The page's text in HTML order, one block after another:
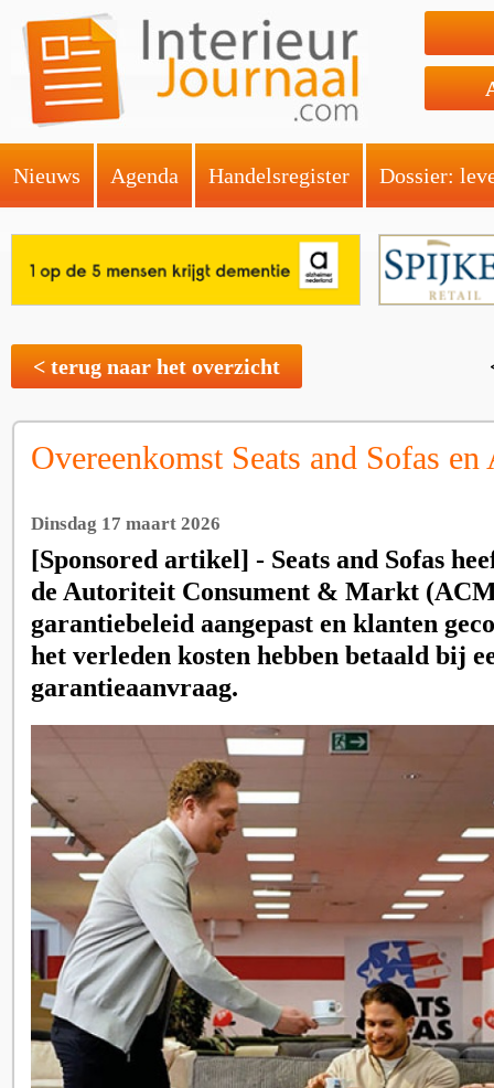
Nieuws Agenda Handelsregister Dossier:
< terug naar het overzicht
Overeenkomst Seats and Sofas
Dinsdag 17 maart 2026
[Sponsored artikel] - Seats and Sofas
de Autoriteit Consument & Markt
garantiebeleid aangepast en klanten
het verleden kosten hebben betaald bij
garantieaanvraag.